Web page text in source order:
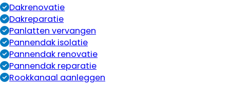
Dakrenovatie
Dakreparatie
Panlatten vervangen
Pannendak isolatie
Pannendak renovatie
Pannendak reparatie
Rookkanaal aanleggen